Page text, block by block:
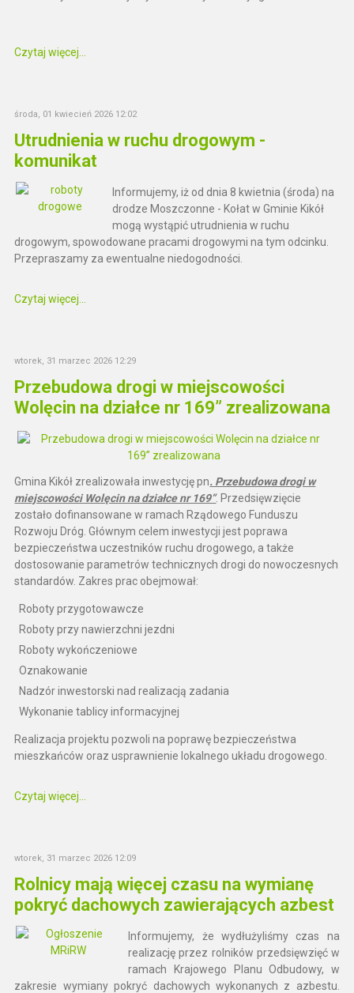
Czytaj więcej...
środa, 01 kwiecień 2026 12:02
Utrudnienia w ruchu drogowym -
komunikat
Informujemy, iż od dnia 8 kwietnia (środa) na
drodze Moszczonne - Kołat w Gminie Kikół
mogą wystąpić utrudnienia w ruchu
drogowym, spowodowane pracami drogowymi na tym odcinku.
Przepraszamy za ewentualne niedogodności.
Czytaj więcej...
wtorek, 31 marzec 2026 12:29
Przebudowa drogi w miejscowości
Wolęcin na działce nr 169” zrealizowana
Gmina Kikół zrealizowała inwestycję pn. Przebudowa drogi w
miejscowości Wolęcin na działce nr 169”. Przedsięwzięcie
zostało dofinansowane w ramach Rządowego Funduszu
Rozwoju Dróg. Głównym celem inwestycji jest poprawa
bezpieczeństwa uczestników ruchu drogowego, a także
dostosowanie parametrów technicznych drogi do nowoczesnych
standardów. Zakres prac obejmował:
Roboty przygotowawcze
Roboty przy nawierzchni jezdni
Roboty wykończeniowe
Oznakowanie
Nadzór inwestorski nad realizacją zadania
Wykonanie tablicy informacyjnej
Realizacja projektu pozwoli na poprawę bezpieczeństwa
mieszkańców oraz usprawnienie lokalnego układu drogowego.
Czytaj więcej...
wtorek, 31 marzec 2026 12:09
Rolnicy mają więcej czasu na wymianę
pokryć dachowych zawierających azbest
Informujemy, że wydłużyliśmy czas na
realizację przez rolników przedsięwzięć w
ramach Krajowego Planu Odbudowy, w
zakresie wymiany pokryć dachowych wykonanych z azbestu.